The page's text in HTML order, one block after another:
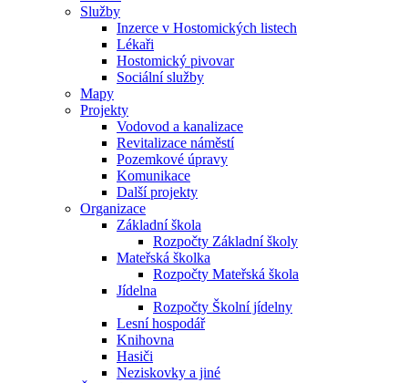
Služby
Inzerce v Hostomických listech
Lékaři
Hostomický pivovar
Sociální služby
Mapy
Projekty
Vodovod a kanalizace
Revitalizace náměstí
Pozemkové úpravy
Komunikace
Další projekty
Organizace
Základní škola
Rozpočty Základní školy
Mateřská školka
Rozpočty Mateřská škola
Jídelna
Rozpočty Školní jídelny
Lesní hospodář
Knihovna
Hasiči
Neziskovky a jiné